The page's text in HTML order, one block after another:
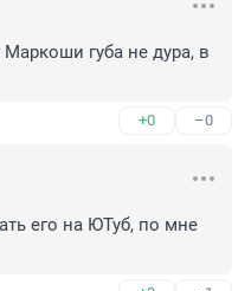
губа не дура, в
+0 –0
его на ЮТуб, по мне